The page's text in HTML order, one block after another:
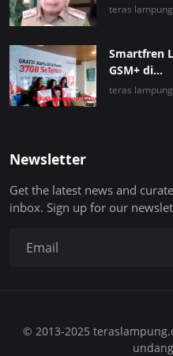
teras lampung
Smartfren
GSM+ di...
teras lampung
Newsletter
Get the latest news and
inbox. Sign up for our
© 2013-2025